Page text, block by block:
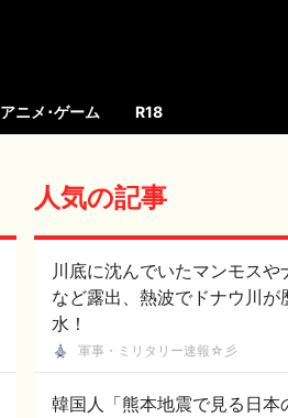
アニメ･ゲーム R18
人気の記事
川底に沈んでいたマンモスや
など露出、熱波でドナウ川が
水！
軍事・ミリタリー速報☆彡
韓国人「熊本地震で見る日本